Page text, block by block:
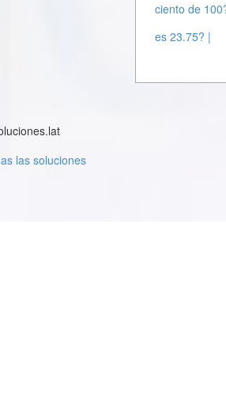
ciento de
es 23.75? |
las soluciones